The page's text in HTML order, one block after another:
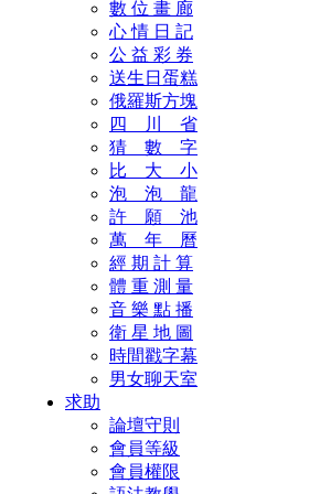
數 位 畫 廊
心 情 日 記
公 益 彩 券
送生日蛋糕
俄羅斯方塊
四 川 省
猜 數 字
比 大 小
泡 泡 龍
許 願 池
萬 年 曆
經 期 計 算
體 重 測 量
音 樂 點 播
衛 星 地 圖
時間戳字幕
男女聊天室
求助
論壇守則
會員等級
會員權限